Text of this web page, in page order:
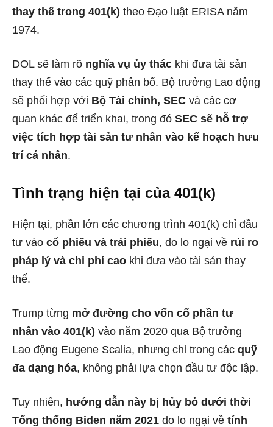
thay thế trong 401(k) theo Đạo luật ERISA năm
1974.
DOL sẽ làm rõ nghĩa vụ ủy thác khi đưa tài sản
thay thế vào các quỹ phân bổ. Bộ trưởng Lao động
sẽ phối hợp với Bộ Tài chính, SEC và các cơ
quan khác để triển khai, trong đó SEC sẽ hỗ trợ
việc tích hợp tài sản tư nhân vào kế hoạch hưu
trí cá nhân.
Tình trạng hiện tại của 401(k)
Hiện tại, phần lớn các chương trình 401(k) chỉ đầu
tư vào cổ phiếu và trái phiếu, do lo ngại về rủi ro
pháp lý và chi phí cao khi đưa vào tài sản thay
thế.
Trump từng mở đường cho vốn cổ phần tư
nhân vào 401(k) vào năm 2020 qua Bộ trưởng
Lao động Eugene Scalia, nhưng chỉ trong các quỹ
đa dạng hóa, không phải lựa chọn đầu tư độc lập.
Tuy nhiên, hướng dẫn này bị hủy bỏ dưới thời
Tổng thống Biden năm 2021 do lo ngại về tính